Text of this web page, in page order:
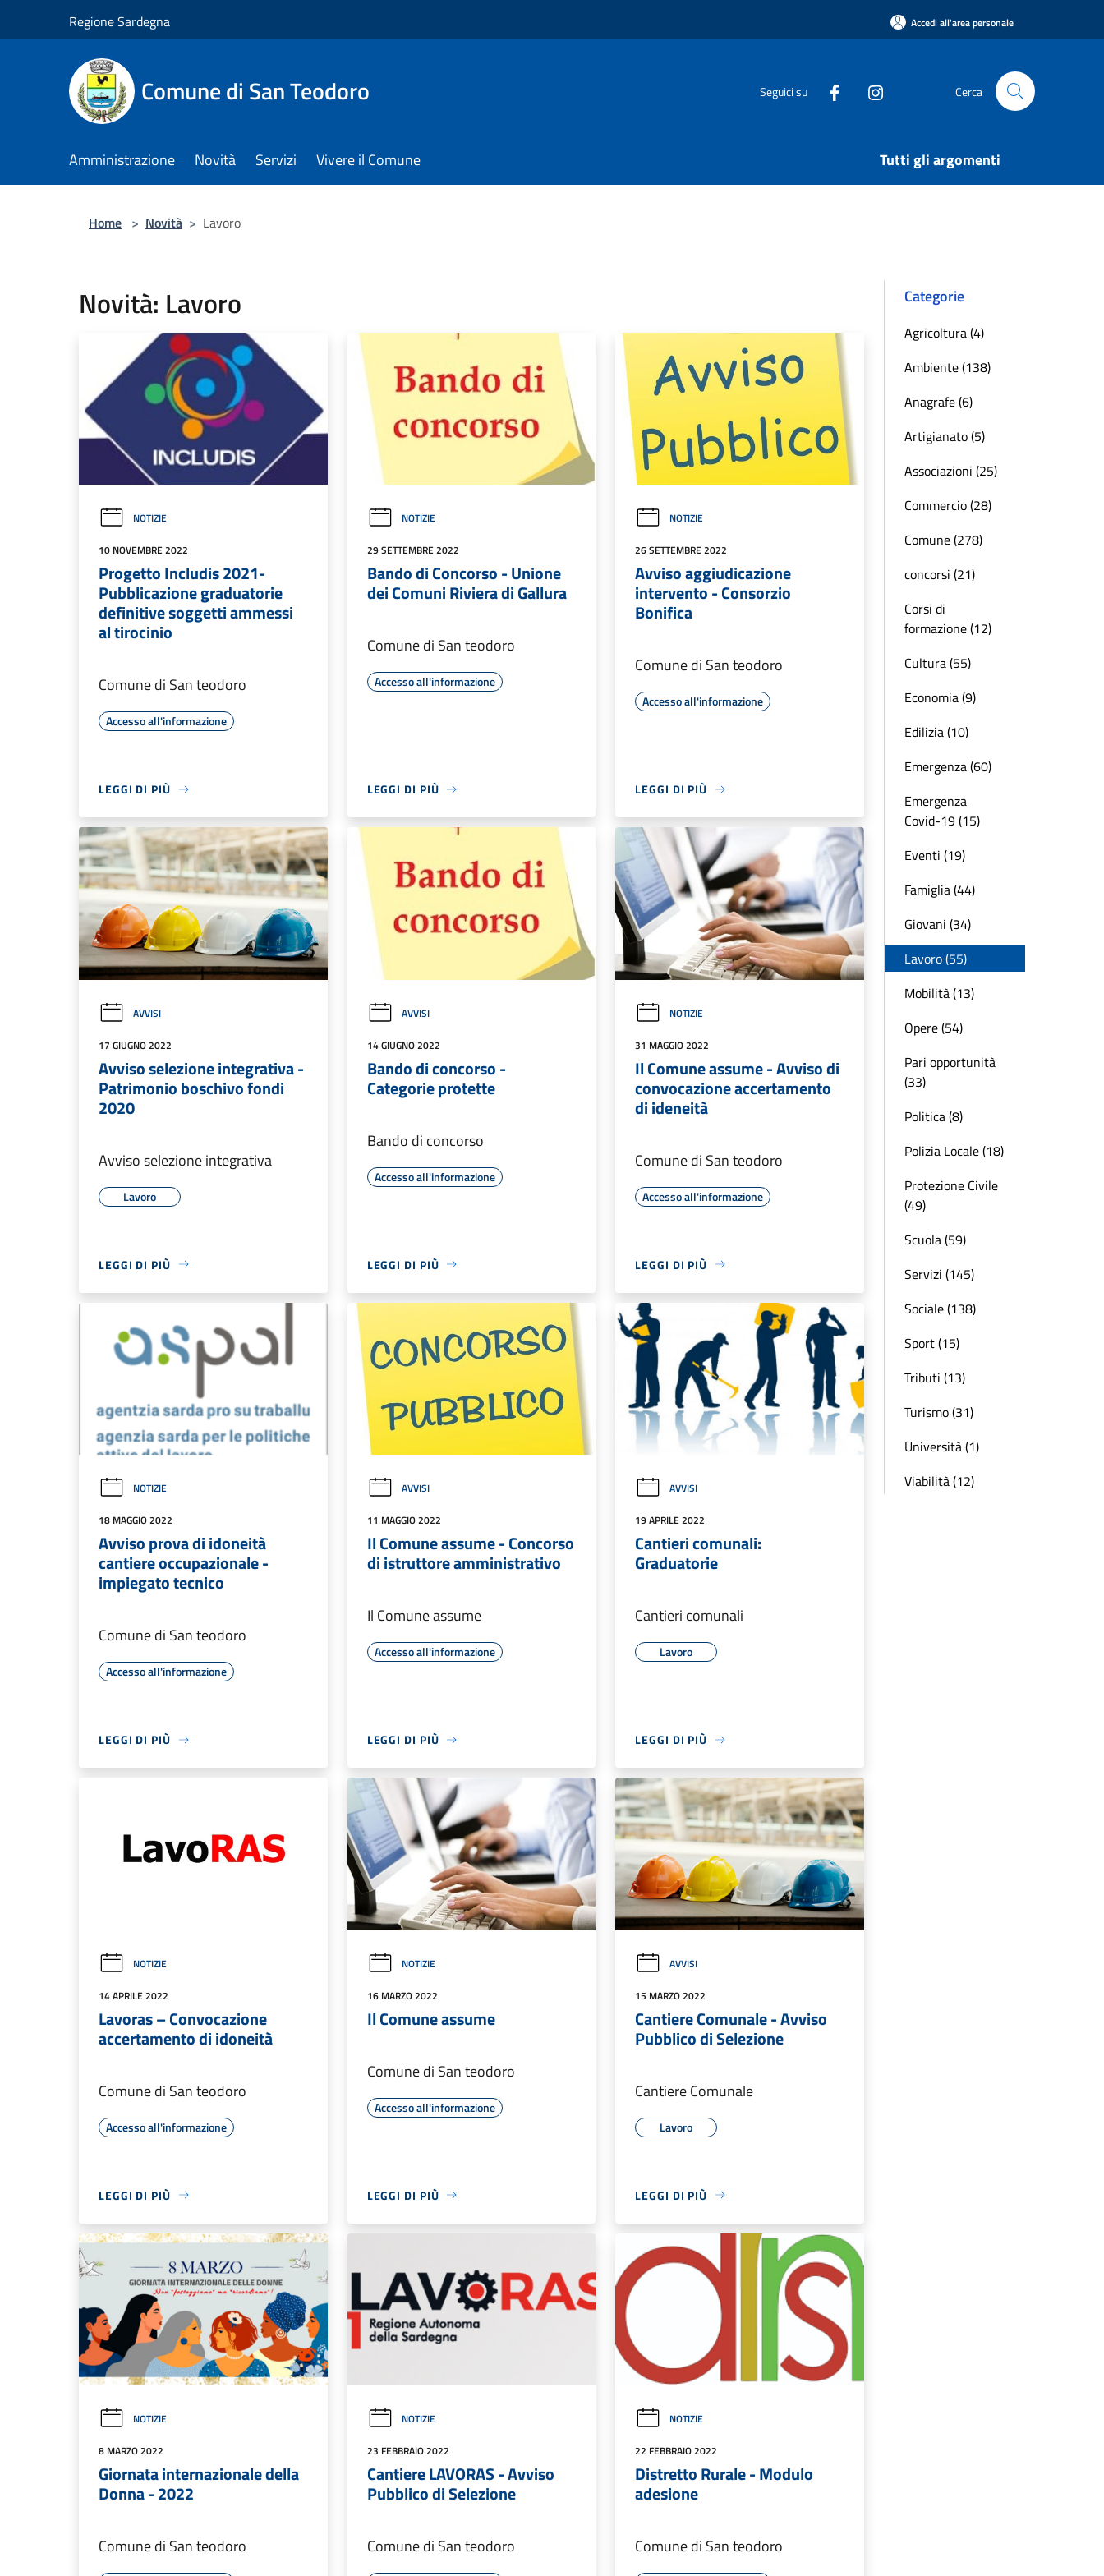
Regione Sardegna Accedi all'area personale
Comune di San Teodoro Seguici su Cerca
Amministrazione Novità Servizi Vivere il Comune Tutti gli argomenti
Home > Novità > Lavoro
Novità: Lavoro
NOTIZIE
10 NOVEMBRE 2022
Progetto Includis 2021-
Pubblicazione graduatorie
definitive soggetti ammessi
al tirocinio
Comune di San teodoro
Accesso all'informazione
LEGGI DI PIÙ
NOTIZIE
29 SETTEMBRE 2022
Bando di Concorso - Unione
dei Comuni Riviera di Gallura
Comune di San teodoro
Accesso all'informazione
LEGGI DI PIÙ
NOTIZIE
26 SETTEMBRE 2022
Avviso aggiudicazione
intervento - Consorzio
Bonifica
Comune di San teodoro
Accesso all'informazione
LEGGI DI PIÙ
AVVISI
17 GIUGNO 2022
Avviso selezione integrativa -
Patrimonio boschivo fondi
2020
Avviso selezione integrativa
Lavoro
LEGGI DI PIÙ
AVVISI
14 GIUGNO 2022
Bando di concorso -
Categorie protette
Bando di concorso
Accesso all'informazione
LEGGI DI PIÙ
NOTIZIE
31 MAGGIO 2022
Il Comune assume - Avviso di
convocazione accertamento
di ideneità
Comune di San teodoro
Accesso all'informazione
LEGGI DI PIÙ
NOTIZIE
18 MAGGIO 2022
Avviso prova di idoneità
cantiere occupazionale -
impiegato tecnico
Comune di San teodoro
Accesso all'informazione
LEGGI DI PIÙ
AVVISI
11 MAGGIO 2022
Il Comune assume - Concorso
di istruttore amministrativo
Il Comune assume
Accesso all'informazione
LEGGI DI PIÙ
AVVISI
19 APRILE 2022
Cantieri comunali:
Graduatorie
Cantieri comunali
Lavoro
LEGGI DI PIÙ
NOTIZIE
14 APRILE 2022
Lavoras – Convocazione
accertamento di idoneità
Comune di San teodoro
Accesso all'informazione
LEGGI DI PIÙ
NOTIZIE
16 MARZO 2022
Il Comune assume
Comune di San teodoro
Accesso all'informazione
LEGGI DI PIÙ
AVVISI
15 MARZO 2022
Cantiere Comunale - Avviso
Pubblico di Selezione
Cantiere Comunale
Lavoro
LEGGI DI PIÙ
NOTIZIE
8 MARZO 2022
Giornata internazionale della
Donna - 2022
Comune di San teodoro
NOTIZIE
23 FEBBRAIO 2022
Cantiere LAVORAS - Avviso
Pubblico di Selezione
Comune di San teodoro
NOTIZIE
22 FEBBRAIO 2022
Distretto Rurale - Modulo
adesione
Comune di San teodoro
Categorie
Agricoltura (4)
Ambiente (138)
Anagrafe (6)
Artigianato (5)
Associazioni (25)
Commercio (28)
Comune (278)
concorsi (21)
Corsi di
formazione (12)
Cultura (55)
Economia (9)
Edilizia (10)
Emergenza (60)
Emergenza
Covid-19 (15)
Eventi (19)
Famiglia (44)
Giovani (34)
Lavoro (55)
Mobilità (13)
Opere (54)
Pari opportunità
(33)
Politica (8)
Polizia Locale (18)
Protezione Civile
(49)
Scuola (59)
Servizi (145)
Sociale (138)
Sport (15)
Tributi (13)
Turismo (31)
Università (1)
Viabilità (12)